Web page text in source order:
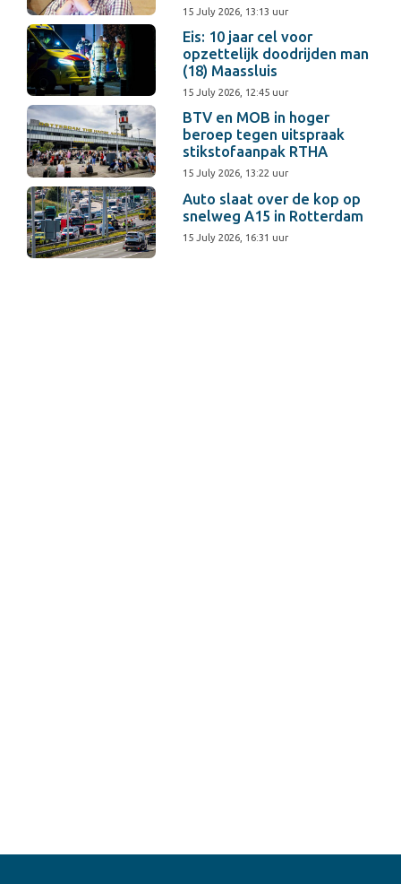
15 July 2026, 13:13 uur
Eis: 10 jaar cel voor
opzettelijk doodrijden man
(18) Maassluis
15 July 2026, 12:45 uur
BTV en MOB in hoger
beroep tegen uitspraak
stikstofaanpak RTHA
15 July 2026, 13:22 uur
Auto slaat over de kop op
snelweg A15 in Rotterdam
15 July 2026, 16:31 uur